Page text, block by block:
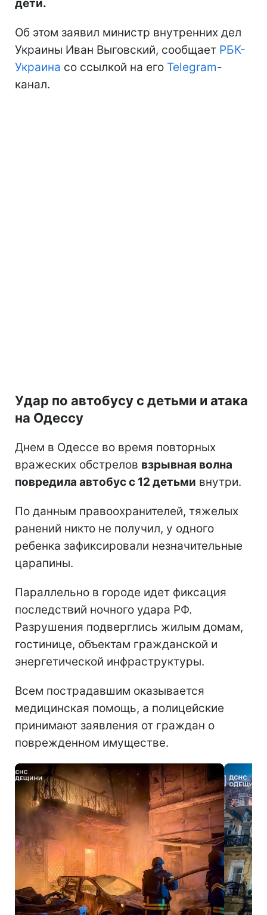
дети.
Об этом заявил министр внутренних дел
Украины Иван Выговский, сообщает РБК-
Украина со ссылкой на его Telegram-
канал.
Удар по автобусу с детьми и атака
на Одессу
Днем в Одессе во время повторных
вражеских обстрелов взрывная волна
повредила автобус с 12 детьми внутри.
По данным правоохранителей, тяжелых
ранений никто не получил, у одного
ребенка зафиксировали незначительные
царапины.
Параллельно в городе идет фиксация
последствий ночного удара РФ.
Разрушения подверглись жилым домам,
гостинице, объектам гражданской и
энергетической инфраструктуры.
Всем пострадавшим оказывается
медицинская помощь, а полицейские
принимают заявления от граждан о
поврежденном имуществе.